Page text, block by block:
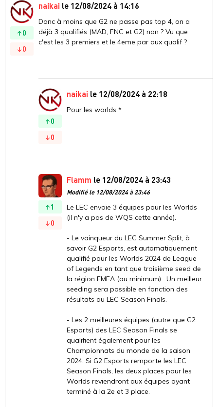
0
0
naikai le 12/08/2024 à 14:16
Donc à moins que G2 ne passe pas top 4, on a
déjà 3 qualifiés (MAD, FNC et G2) non ? Vu que
c'est les 3 premiers et le 4eme par aux qualif ?
0
0
naikai le 12/08/2024 à 22:18
Pour les worlds *
1
0
Flamm le 12/08/2024 à 23:43
Modifié le 12/08/2024 à 23:46
Le LEC envoie 3 équipes pour les Worlds
(il n'y a pas de WQS cette année).
- Le vainqueur du LEC Summer Split, à
savoir G2 Esports, est automatiquement
qualifié pour les Worlds 2024 de League
of Legends en tant que troisième seed de
la région EMEA (au minimum) . Un meilleur
seeding sera possible en fonction des
résultats au LEC Season Finals.
- Les 2 meilleures équipes (autre que G2
Esports) des LEC Season Finals se
qualifient également pour les
Championnats du monde de la saison
2024. Si G2 Esports remporte les LEC
Season Finals, les deux places pour les
Worlds reviendront aux équipes ayant
terminé à la 2e et 3 place.